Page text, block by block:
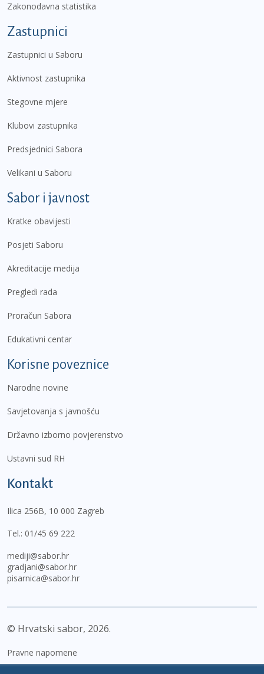
Zakonodavna statistika
Zastupnici
Zastupnici u Saboru
Aktivnost zastupnika
Stegovne mjere
Klubovi zastupnika
Predsjednici Sabora
Velikani u Saboru
Sabor i javnost
Kratke obavijesti
Posjeti Saboru
Akreditacije medija
Pregledi rada
Proračun Sabora
Edukativni centar
Korisne poveznice
Narodne novine
Savjetovanja s javnošću
Državno izborno povjerenstvo
Ustavni sud RH
Kontakt
Ilica 256B, 10 000 Zagreb
Tel.: 01/45 69 222
mediji@sabor.hr
gradjani@sabor.hr
pisarnica@sabor.hr
© Hrvatski sabor, 2026
Pravne napomene